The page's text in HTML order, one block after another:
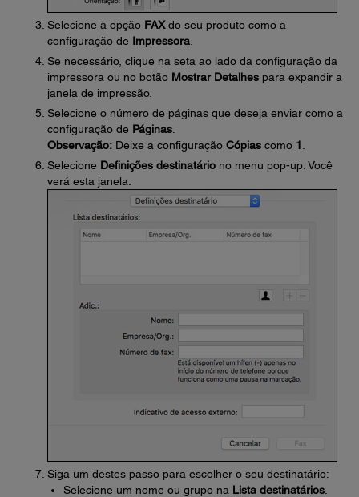
Selecione a opção FAXdo seu produto como a
configuração de Impressora
Se necessário, clique na seta ao lado da configuração da
impressora ou no botão Mostrar Detalhes para expandir a
janela de impressão.
Selecione o número de páginas que deseja enviar como a
configuração de Páginas
Observação: Deixe a configuração Cópias como 1
Selecione Definições destinatário no menu pop-up. Você
verá esta janela:
Siga um destes passo para escolher o seu destinatário:
Selecione um nome ou grupo na Lista destinatários